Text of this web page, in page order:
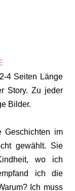
4 Seiten Länge
Story. Zu jeder
Bilder.
im
gewählt. Sie
wo ich
ich die
Ich muss